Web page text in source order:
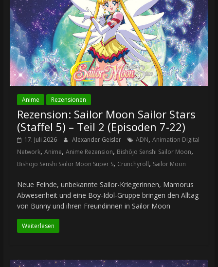
Anime Rezensionen
Rezension: Sailor Moon Sailor Stars
(Staffel 5) – Teil 2 (Episoden 7-22)
17. Juli 2026 Alexander Geisler ADN, Animation Digital
Network, Anime, Anime Rezension, Bishōjo Senshi Sailor Moon,
Bishōjo Senshi Sailor Moon Super S, Crunchyroll, Sailor Moon
Neue Feinde, unbekannte Sailor-Kriegerinnen, Mamorus
Abwesenheit und eine Boy-Idol-Gruppe bringen den Alltag
von Bunny und ihren Freundinnen in Sailor Moon
Weiterlesen